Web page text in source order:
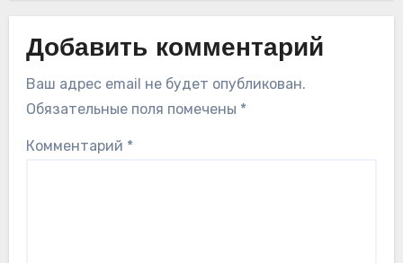
Добавить комментарий
Ваш адрес email не будет опубликован.
Обязательные поля помечены *
Комментарий *